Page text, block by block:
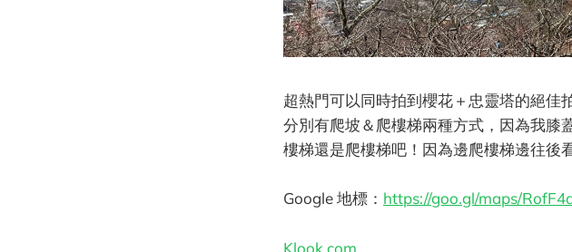
超熱門可以同時拍到櫻花＋忠靈塔的絕佳
分別有爬坡＆爬樓梯兩種方式，因為我膝
樓梯還是爬樓梯吧！因為邊爬樓梯邊往後
Google 地標： https://goo.gl/maps/
Klook.com